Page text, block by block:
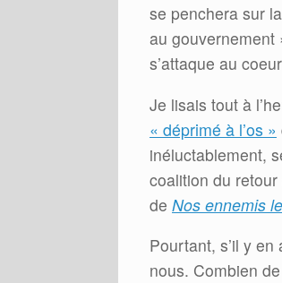
se penchera sur
au gouvernement
s’attaque au
Je lisais tout à
« déprimé à l’os »
inéluctablement,
coalition du retour
de Nos ennemis
Pourtant, s’il y
nous. Combien